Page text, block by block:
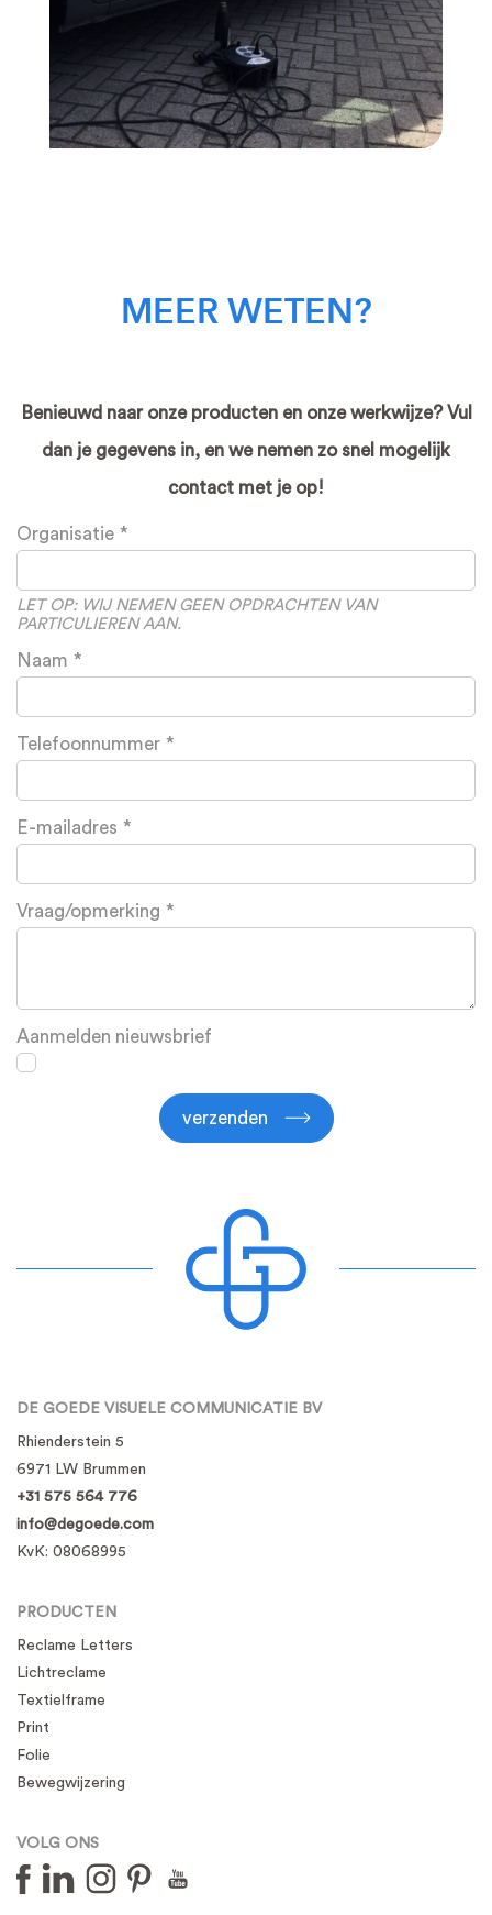
MEER WETEN?
Benieuwd naar onze producten en onze werkwijze? Vul
dan je gegevens in, en we nemen zo snel mogelijk
contact met je op!
Leave
this
blank
Organisatie
LET OP: WIJ NEMEN GEEN OPDRACHTEN VAN
PARTICULIEREN AAN.
Naam
Telefoonnummer
E-mailadres
Vraag/opmerking
Aanmelden nieuwsbrief
verzenden
DE GOEDE VISUELE COMMUNICATIE BV
Rhienderstein 5
6971 LW Brummen
+31 575 564 776
info@degoede.com
KvK: 08068995
PRODUCTEN
Reclame Letters
Lichtreclame
Textielframe
Print
Folie
Bewegwijzering
VOLG ONS